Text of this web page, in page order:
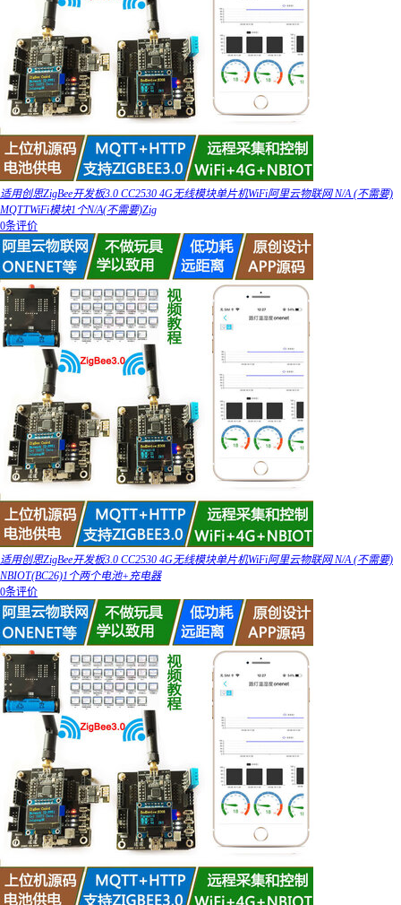
适用创思ZigBee开发板3.0 CC2530 4G无线模块单片机WiFi阿里云物联网 N/A (不需要)
MQTTWiFi模块1个N/A(不需要)Zig
0条评价
适用创思ZigBee开发板3.0 CC2530 4G无线模块单片机WiFi阿里云物联网 N/A (不需要)
NBIOT(BC26)1个两个电池+充电器
0条评价